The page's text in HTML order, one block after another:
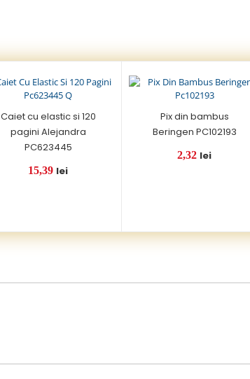
Caiet cu elastic si 120
pagini Alejandra
PC623445
15,39 lei
Pix din bambus
Beringen PC102193
2,32 lei